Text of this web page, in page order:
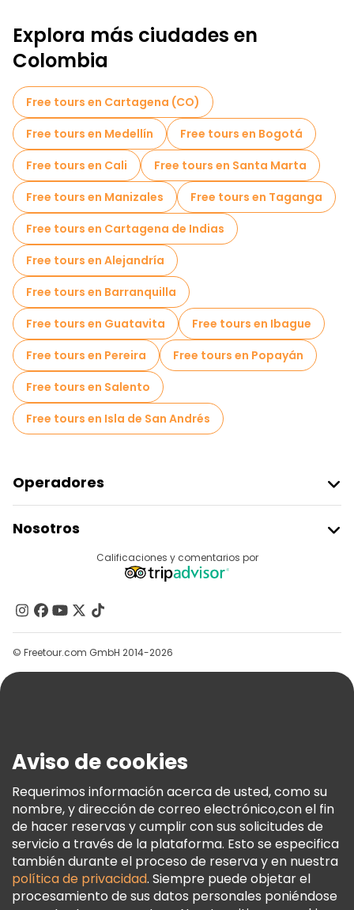
Actividades deportivas en Guatape
Free tours de un día en Guatape
Explora más ciudades en
Colombia
Free tours en Cartagena (CO)
Free tours en Medellín
Free tours en Bogotá
Free tours en Cali
Free tours en Santa Marta
Free tours en Manizales
Free tours en Taganga
Free tours en Cartagena de Indias
Free tours en Alejandría
Free tours en Barranquilla
Free tours en Guatavita
Free tours en Ibague
Free tours en Pereira
Free tours en Popayán
Free tours en Salento
Free tours en Isla de San Andrés
Operadores
Acceder Como Proveedor
Programa De Afiliados
Nosotros
Contacto
Grupos
Ayuda
Términos E Información Legal
Política De Cookies
Freetour Premios
Programa De Fidelidad
Calificaciones y comentarios por
© Freetour.com GmbH 2014-2026
Aviso de cookies
Requerimos información acerca de usted, como su
nombre, y dirección de correo electrónico,con el fin
de hacer reservas y cumplir con sus solicitudes de
servicio a través de la plataforma. Esto se especifica
también durante el proceso de reserva y en nuestra
política de privacidad. Siempre puede objetar el
procesamiento de sus datos personales poniéndose